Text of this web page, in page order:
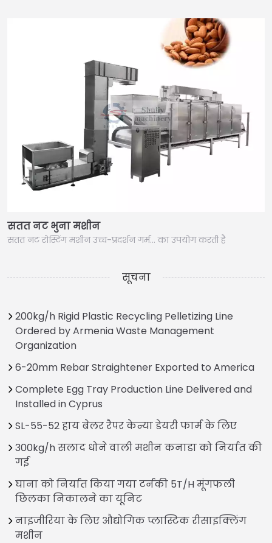
सतत नट भुना मशीन
सतत नट रोस्टिंग मशीन उच्च-प्रदर्शन गर्म… का उपयोग करती है
सूचना
200kg/h Rigid Plastic Recycling Pelletizing Line
Ordered by Armenia Waste Management
Organization
6-20mm Rebar Straightener Exported to America
Complete Egg Tray Production Line Delivered and
Installed in Cyprus
SL-55-52 हाय बेलर रैपर केन्या डेयरी फार्म के लिए
300kg/h सलाद धोने वाली मशीन कनाडा को निर्यात की
गई
घाना को निर्यात किया गया टर्नकी 5T/H मूंगफली
छिलका निकालने का यूनिट
नाइजीरिया के लिए औद्योगिक प्लास्टिक रीसाइक्लिंग
मशीन